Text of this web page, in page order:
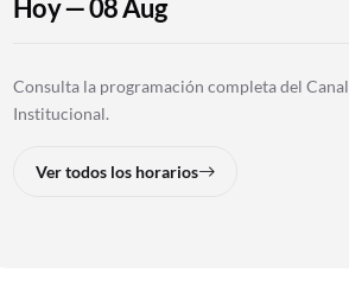
Hoy — 08 Aug
Consulta la programación completa del Canal
Institucional.
Ver todos los horarios